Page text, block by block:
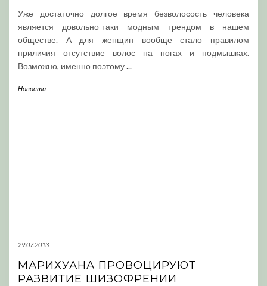
Уже достаточно долгое время безволосость человека
является довольно-таки модным трендом в нашем
обществе. А для женщин вообще стало правилом
приличия отсутствие волос на ногах и подмышках.
Возможно, именно поэтому...
Новости
29.07.2013
МАРИХУАНА ПРОВОЦИРУЮТ
РАЗВИТИЕ ШИЗОФРЕНИИ